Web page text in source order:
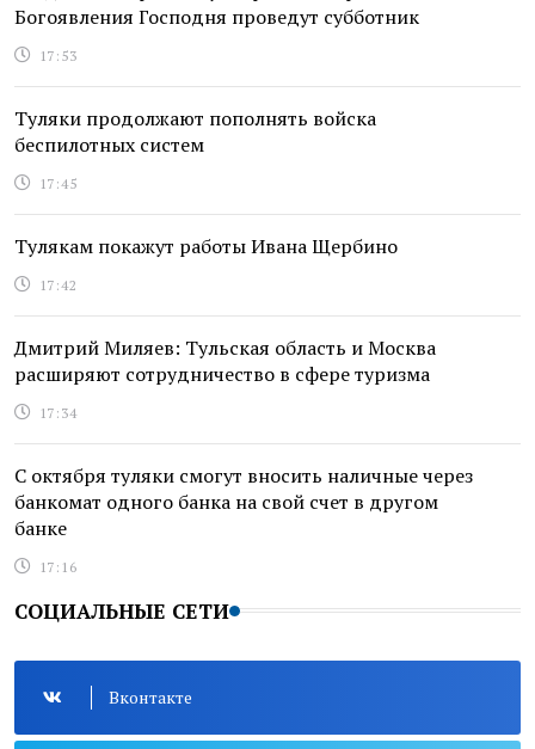
Богоявления Господня проведут субботник
17:53
Туляки продолжают пополнять войска
беспилотных систем
17:45
Тулякам покажут работы Ивана Щербино
17:42
Дмитрий Миляев: Тульская область и Москва
расширяют сотрудничество в сфере туризма
17:34
С октября туляки смогут вносить наличные через
банкомат одного банка на свой счет в другом
банке
17:16
СОЦИАЛЬНЫЕ СЕТИ
Вконтакте